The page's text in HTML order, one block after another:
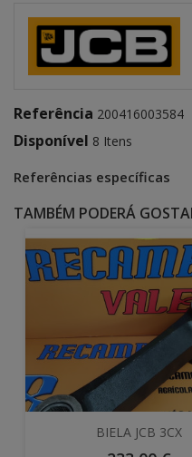
Referência 200416003584
Disponível 8 Itens
Referências específicas
TAMBÉM PODERÁ
BIELA JCB 3CX